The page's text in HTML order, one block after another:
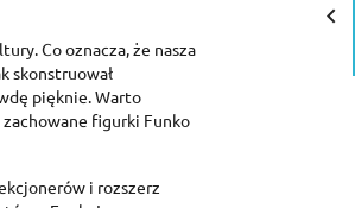
Add to wishlist
Create new list
Wishlist name
You need to be logged in to save products in
Co oznacza, że nasza
skonstruował
pięknie. Warto
figurki Funko
i rozszerz
